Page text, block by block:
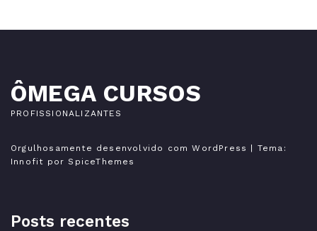
ÔMEGA CURSOS
PROFISSIONALIZANTES
Orgulhosamente desenvolvido com WordPress | Tema:
Innofit por SpiceThemes
Posts recentes